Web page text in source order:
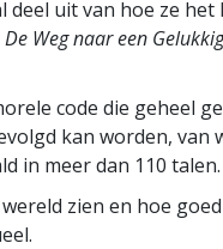
uit van hoe ze het
De Weg naar een
code die geheel
kan worden, van
in meer dan 110 talen.
zien en hoe